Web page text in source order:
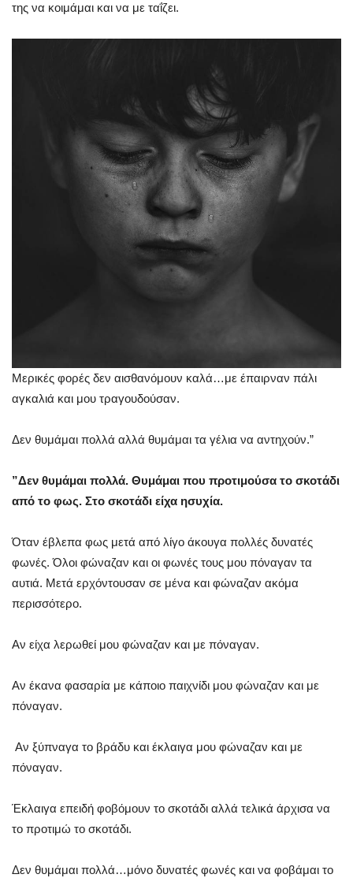
της να κοιμάμαι και να με ταΐζει.
Μερικές φορές δεν αισθανόμουν καλά…με έπαιρναν πάλι
αγκαλιά και μου τραγουδούσαν.
Δεν θυμάμαι πολλά αλλά θυμάμαι τα γέλια να αντηχούν.”
”Δεν θυμάμαι πολλά. Θυμάμαι που προτιμούσα το σκοτάδι
από το φως. Στο σκοτάδι είχα ησυχία.
Όταν έβλεπα φως μετά από λίγο άκουγα πολλές δυνατές
φωνές. Όλοι φώναζαν και οι φωνές τους μου πόναγαν τα
αυτιά. Μετά ερχόντουσαν σε μένα και φώναζαν ακόμα
περισσότερο.
Αν είχα λερωθεί μου φώναζαν και με πόναγαν.
Αν έκανα φασαρία με κάποιο παιχνίδι μου φώναζαν και με
πόναγαν.
Αν ξύπναγα το βράδυ και έκλαιγα μου φώναζαν και με
πόναγαν.
Έκλαιγα επειδή φοβόμουν το σκοτάδι αλλά τελικά άρχισα να
το προτιμώ το σκοτάδι.
Δεν θυμάμαι πολλά…μόνο δυνατές φωνές και να φοβάμαι το